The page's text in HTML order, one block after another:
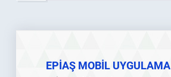
EPİAŞ MOBİL UYGULAMA